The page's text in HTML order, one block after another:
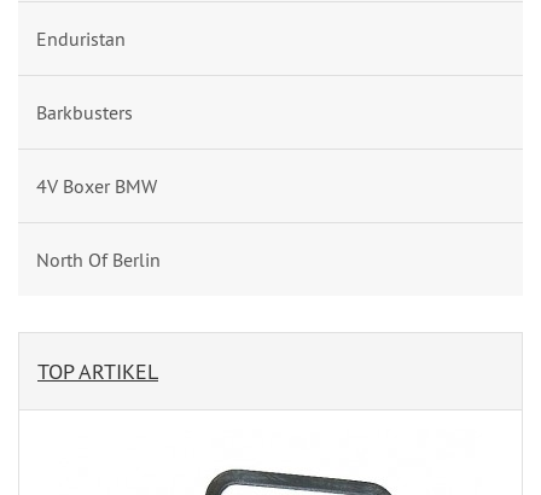
Enduristan
Barkbusters
4V Boxer BMW
North Of Berlin
TOP ARTIKEL